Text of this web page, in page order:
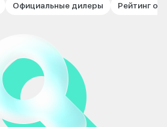
Официальные дилеры Рейтинг